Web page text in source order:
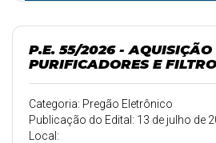
P.E. 55/2026 - AQUISIÇÃO
PURIFICADORES E
Categoria: Pregão Eletrônico
Publicação do Edital: 13 de julho de
Local: